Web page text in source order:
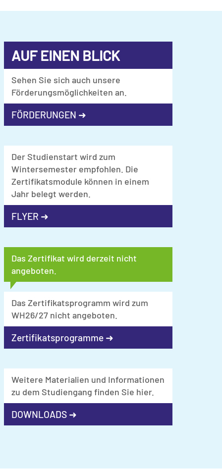
AUF EINEN BLICK
Sehen Sie sich auch unsere
Förderungsmöglichkeiten an.
FÖRDERUNGEN ➜
Der Studienstart wird zum
Wintersemester empfohlen. Die
Zertifikatsmodule können in einem
Jahr belegt werden.
FLYER ➜
Das Zertifikat wird derzeit nicht
angeboten.
Das Zertifikatsprogramm wird zum
WH26/27 nicht angeboten.
Zertifikatsprogramme ➜
Weitere Materialien und Informationen
zu dem Studiengang finden Sie hier.
DOWNLOADS ➜